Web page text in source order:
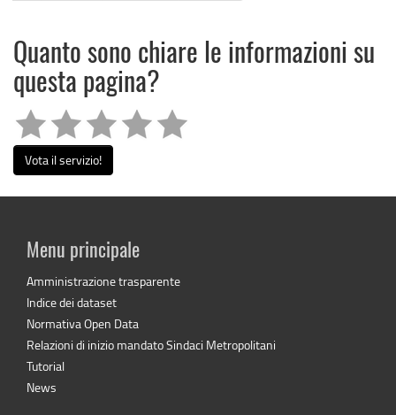
Quanto sono chiare le informazioni su
questa pagina?
Vota il servizio!
Menu principale
Amministrazione trasparente
Indice dei dataset
Normativa Open Data
Relazioni di inizio mandato Sindaci Metropolitani
Tutorial
News